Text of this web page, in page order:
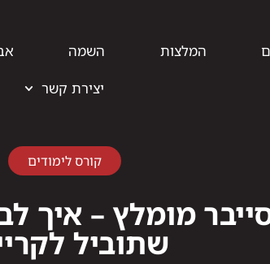
המלצות השמה
יצירת קשר
קורס לימודים
מומלץ – איך
שתוביל